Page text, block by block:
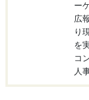
ー
広
り
を
コ
人